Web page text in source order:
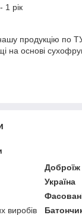
1 рік
продукцію по
основі
Доброїж
Україна
виробів